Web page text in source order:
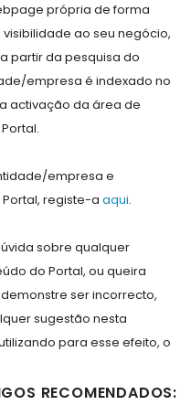
própria de forma
ao seu negócio,
partir da pesquisa do
empresa é indexado no
activação da área de
empresa e
registe-a aqui.
sobre qualquer
do Portal, ou queira
ser incorrecto,
sugestão nesta
para esse efeito, o
RECOMENDADOS: